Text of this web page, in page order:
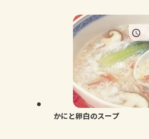
かにと卵白のスープ